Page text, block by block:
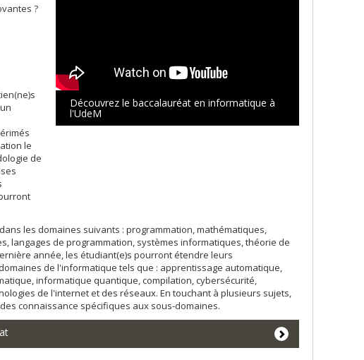
?
le
de
Découvrez le baccalauréat en informatique à
l'UdeM
les domaines suivants : programmation, mathématiques,
langages de programmation, systèmes informatiques, théorie de
année, les étudiant(e)s pourront étendre leurs
de l'informatique tels que : apprentissage automatique,
informatique quantique, compilation, cybersécurité,
de l'internet et des réseaux. En touchant à plusieurs sujets,
connaissance spécifiques aux sous-domaines.